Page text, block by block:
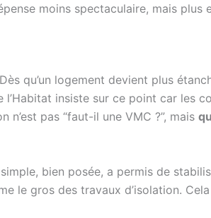
moins spectaculaire, mais plus
qu’un logement devient plus
insiste sur ce point car les
pas “faut-il une VMC ?”, mais
bien posée, a permis de
le gros des travaux d’isolation.